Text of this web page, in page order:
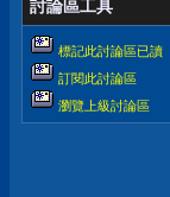
討論區工具
標記此討論區已讀
訂閱此討論區
瀏覽上級討論區